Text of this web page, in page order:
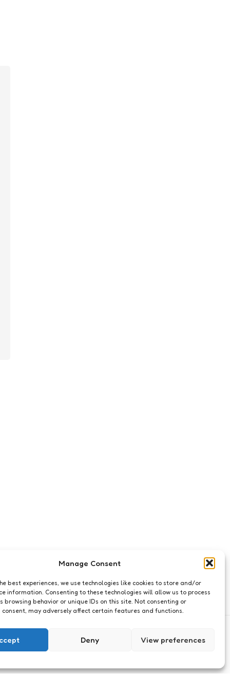
Manage Consent
best experiences, we use technologies like cookies to store and/or
information. Consenting to these technologies will allow us to process
browsing behavior or unique IDs on this site. Not consenting or
consent, may adversely affect certain features and functions.
Deny View preferences